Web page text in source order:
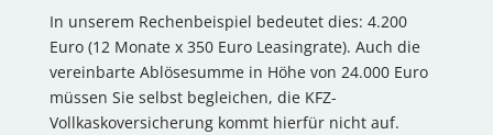
In unserem Rechenbeispiel bedeutet dies: 4.200
Euro (12 Monate x 350 Euro Leasingrate). Auch die
vereinbarte Ablösesumme in Höhe von 24.000 Euro
müssen Sie selbst begleichen, die KFZ-
Vollkaskoversicherung kommt hierfür nicht auf.